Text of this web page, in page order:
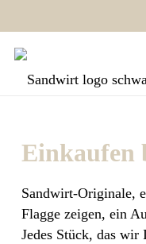
Einkaufen
Sandwirt-Originale,
Flagge zeigen, ein
Jedes Stück, das